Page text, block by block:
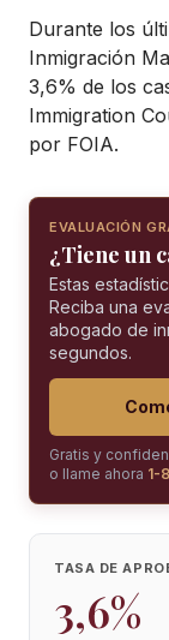
Durante los
Inmigración
3,6% de los
Immigration
por FOIA.
EVALUACIÓN
¿Tiene un
Estas
Reciba una
abogado de
segundos.
Gratis y
o llame ahora 1-
TASA DE
3,6%